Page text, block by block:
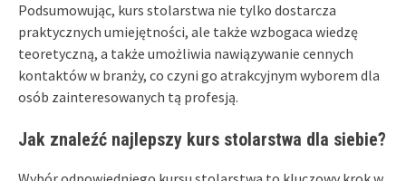
Podsumowując, kurs stolarstwa nie tylko dostarcza
praktycznych umiejętności, ale także wzbogaca wiedzę
teoretyczną, a także umożliwia nawiązywanie cennych
kontaktów w branży, co czyni go atrakcyjnym wyborem dla
osób zainteresowanych tą profesją.
Jak znaleźć najlepszy kurs stolarstwa dla siebie?